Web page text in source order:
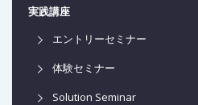
実践講座
エントリーセミナー
体験セミナー
Solution Seminar